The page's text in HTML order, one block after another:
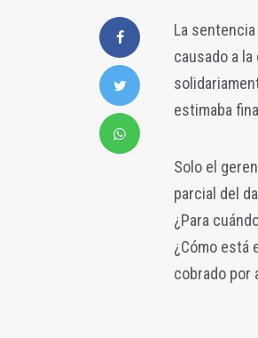
La
causado a
estimaba
Solo el
parcial del
¿Para
¿Cómo está
cobrado por